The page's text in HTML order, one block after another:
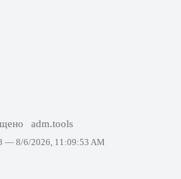
adm.tools
— 8/6/2026, 11:09:53 AM